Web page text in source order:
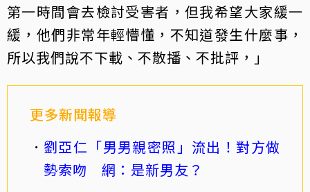
第一時間會去檢討受害者，但我希望大家緩一
緩，他們非常年輕懵懂，不知道發生什麼事，
所以我們說不下載、不散播、不批評，」
更多新聞報導
劉亞仁「男男親密照」流出！對方做
勢索吻 網：是新男友？